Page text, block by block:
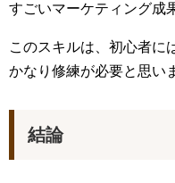
すごいマーケティング成
このスキルは、初心者に
かなり修練が必要と思い
結論